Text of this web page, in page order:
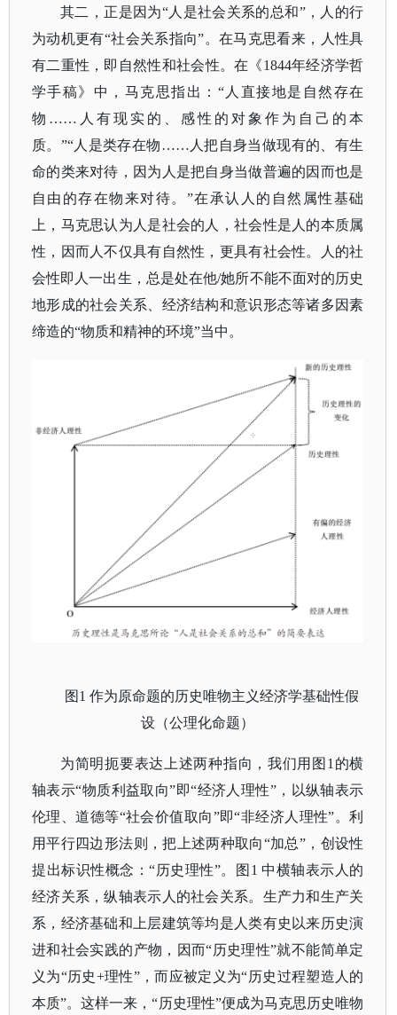
其二，正是因为“人是社会关系的总和”，人的行
为动机更有“社会关系指向”。在马克思看来，人性具
有二重性，即自然性和社会性。在《1844年经济学哲
学手稿》中，马克思指出：“人直接地是自然存在
物……人有现实的、感性的对象作为自己的本
质。”“人是类存在物……人把自身当做现有的、有生
命的类来对待，因为人是把自身当做普遍的因而也是
自由的存在物来对待。”在承认人的自然属性基础
上，马克思认为人是社会的人，社会性是人的本质属
性，因而人不仅具有自然性，更具有社会性。人的社
会性即人一出生，总是处在他/她所不能不面对的历史
地形成的社会关系、经济结构和意识形态等诸多因素
缔造的“物质和精神的环境”当中。
图 1 作为原命题的历史唯物主义经济学基础性假
设（公理化命题）
为简明扼要表达上述两种指向，我们用图 1的横
轴表示“物质利益取向”即“经济人理性”，以纵轴表示
伦理、道德等“社会价值取向”即“非经济人理性”。利
用平行四边形法则，把上述两种取向“加总”，创设性
提出标识性概念：“历史理性”。图1 中横轴表示人的
经济关系，纵轴表示人的社会关系。生产力和生产关
系，经济基础和上层建筑等均是人类有史以来历史演
进和社会实践的产物，因而“历史理性”就不能简单定
义为“历史+理性”，而应被定义为“历史过程塑造人的
本质”。这样一来，“历史理性”便成为马克思历史唯物